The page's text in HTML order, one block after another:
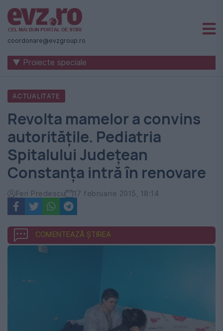
Știri
naționale
internaționale
România
-
Evenimentul
Zilei
coordonare@evzgroup.ro
▼ Proiecte speciale
ACTUALITATE
Revolta mamelor a convins
autorităţile. Pediatria
Spitalului Judeţean
Constanţa intră în renovare
Feri Predescu 17 februarie 2015, 18:14
COMENTEAZĂ ȘTIREA